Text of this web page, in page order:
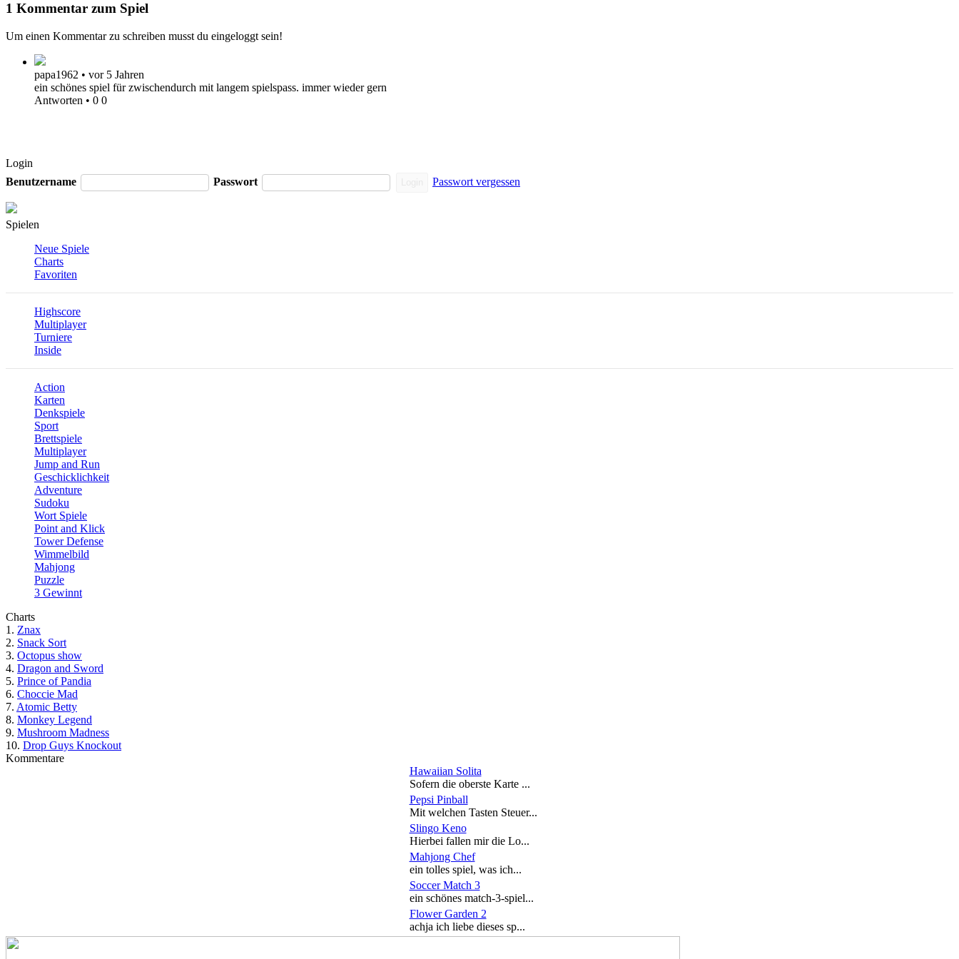
1 Kommentar zum Spiel
Um einen Kommentar zu schreiben musst du eingeloggt sein!
papa1962 • vor 5 Jahren
ein schönes spiel für zwischendurch mit langem spielspass. immer wieder gern
Antworten • 0 0
Login
Benutzername
Passwort Passwort vergessen
Spielen
Neue Spiele
Charts
Favoriten
Highscore
Multiplayer
Turniere
Inside
Action
Karten
Denkspiele
Sport
Brettspiele
Multiplayer
Jump and Run
Geschicklichkeit
Adventure
Sudoku
Wort Spiele
Point and Klick
Tower Defense
Wimmelbild
Mahjong
Puzzle
3 Gewinnt
Charts
1. Znax
2. Snack Sort
3. Octopus show
4. Dragon and Sword
5. Prince of Pandia
6. Choccie Mad
7. Atomic Betty
8. Monkey Legend
9. Mushroom Madness
10. Drop Guys Knockout
Kommentare
Hawaiian Solita
Sofern die oberste Karte ...
Pepsi Pinball
Mit welchen Tasten Steuer...
Slingo Keno
Hierbei fallen mir die Lo...
Mahjong Chef
ein tolles spiel, was ich...
Soccer Match 3
ein schönes match-3-spiel...
Flower Garden 2
achja ich liebe dieses sp...